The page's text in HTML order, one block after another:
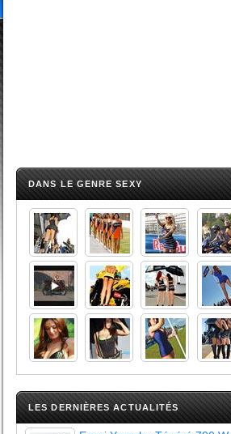
DANS LE GENRE SEXY
LES DERNIÈRES ACTUALITÉS